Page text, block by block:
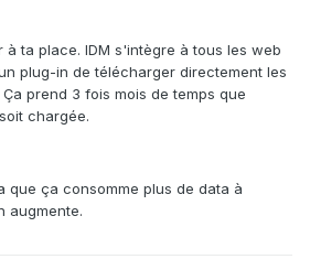
ta place. IDM s'intègre à tous les web
plug-in de télécharger directement les
prend 3 fois mois de temps que
chargée.
que ça consomme plus de data à
augmente.